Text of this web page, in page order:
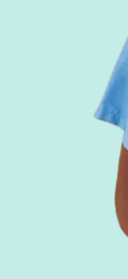
ein tägliches
Anwendungen,
integriert sind,
Detaillierte
Alle wichtigen
trainierte